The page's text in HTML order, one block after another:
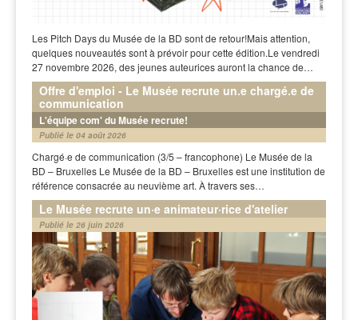
Les Pitch Days du Musée de la BD sont de retour!Mais attention,
quelques nouveautés sont à prévoir pour cette édition.Le vendredi
27 novembre 2026, des jeunes auteurices auront la chance de…
Offre d'emploi - Le Musée recrute un.e chargé.e de
communication
L'équipe com' du Musée recrute!
Publié le 04 août 2026
Chargé·e de communication (3/5 – francophone) Le Musée de la
BD – Bruxelles Le Musée de la BD – Bruxelles est une institution de
référence consacrée au neuvième art. À travers ses…
Le Musée recrute un·e animateur·rice d'atelier
Publié le 26 juin 2026